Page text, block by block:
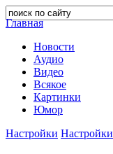
Главная
Новости
Аудио
Видео
Всякое
Картинки
Юмор
Настройки Настройки